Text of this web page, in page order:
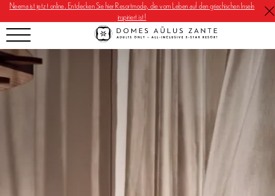
Neema ist jetzt online. Entdecken Sie hier Resortmode, die vom Leben auf den griechischen Inseln
inspiriert ist!